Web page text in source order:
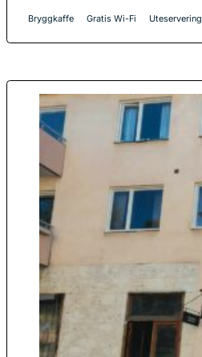
Bryggkaffe Gratis Wi-Fi Uteservering